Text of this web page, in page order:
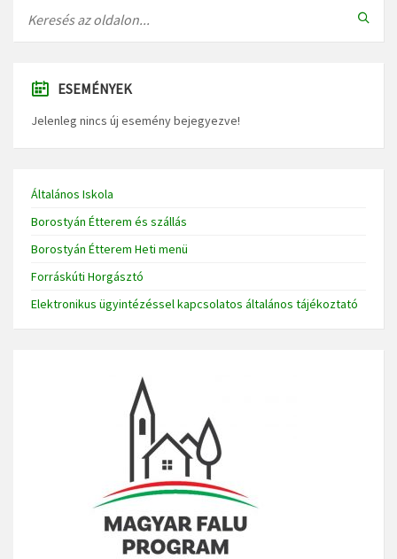
ESEMÉNYEK
Jelenleg nincs új esemény bejegyezve!
Általános Iskola
Borostyán Étterem és szállás
Borostyán Étterem Heti menü
Forráskúti Horgásztó
Elektronikus ügyintézéssel kapcsolatos általános tájékoztató